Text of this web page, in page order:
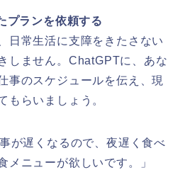
プランを依頼する
日常生活に支障をきたさない
しません。ChatGPTに、あな
事のスケジュールを伝え、現
もらいましょう。
が遅くなるので、夜遅く食べ
メニューが欲しいです。」